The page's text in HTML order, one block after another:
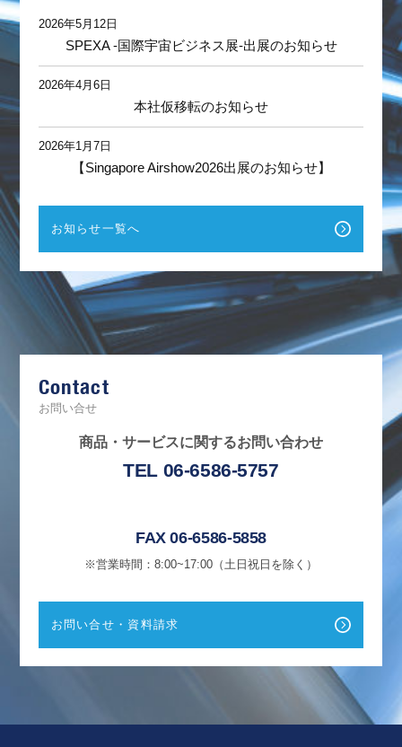
2026年5月12日
SPEXA -国際宇宙ビジネス展-出展のお知らせ
2026年4月6日
本社仮移転のお知らせ
2026年1月7日
【Singapore Airshow2026出展のお知らせ】
お知らせ一覧へ
e
o
o
k
Contact
お問い合せ
商品・サービスに関するお問い合わせ
TEL 06-6586-5757
FAX 06-6586-5858
※営業時間：8:00~17:00（土日祝日を除く）
お問い合せ・資料請求